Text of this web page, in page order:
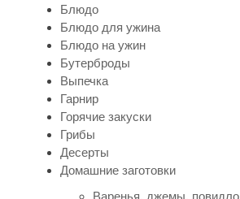
Блюдо
Блюдо для ужина
Блюдо на ужин
Бутерброды
Выпечка
Гарнир
Горячие закуски
Грибы
Десерты
Домашние заготовки
Варенья, джемы, повидло